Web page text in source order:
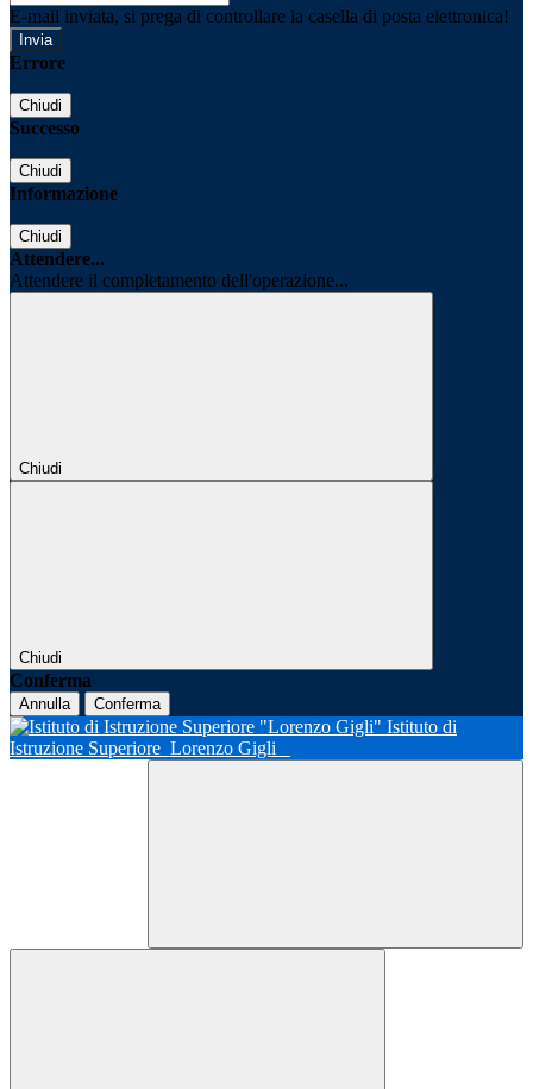
E-mail inviata, si prega di controllare la casella di posta elettronica!
Errore
Chiudi
Successo
Chiudi
Informazione
Chiudi
Attendere...
Attendere il completamento dell'operazione...
Chiudi
Chiudi
Conferma
Annulla Conferma
Istituto di
Istruzione Superiore Lorenzo Gigli